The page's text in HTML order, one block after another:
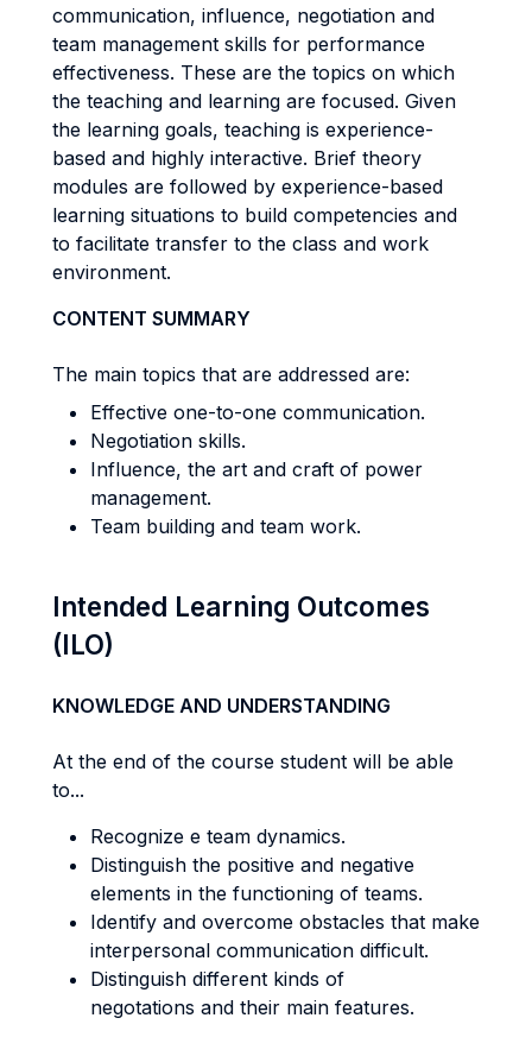
communication, influence, negotiation and
team management skills for performance
effectiveness. These are the topics on which
the teaching and learning are focused. Given
the learning goals, teaching is experience-
based and highly interactive. Brief theory
modules are followed by experience-based
learning situations to build competencies and
to facilitate transfer to the class and work
environment.
CONTENT SUMMARY
The main topics that are addressed are:
Effective one-to-one communication.
Negotiation skills.
Influence, the art and craft of power
management.
Team building and team work.
Intended Learning Outcomes
(ILO)
KNOWLEDGE AND UNDERSTANDING
At the end of the course student will be able
to...
Recognize e team dynamics.
Distinguish the positive and negative
elements in the functioning of teams.
Identify and overcome obstacles that make
interpersonal communication difficult.
Distinguish different kinds of
negotations and their main features.